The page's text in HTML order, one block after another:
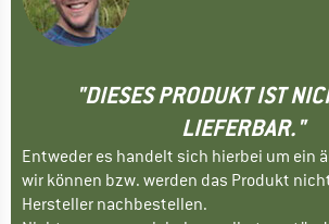
"DIESES PRODUKT IST
LIEFERBAR."
Entweder es handelt sich hierbei um ein
wir können bzw. werden das Produkt
Hersteller nachbestellen.